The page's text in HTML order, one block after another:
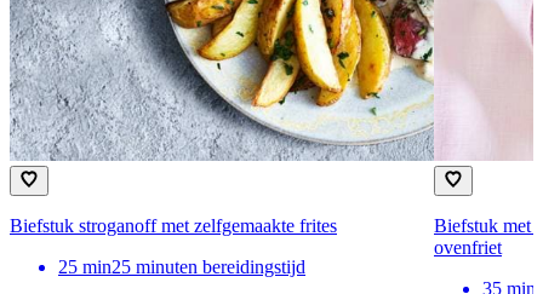
Biefstuk stroganoff met zelfgemaakte frites
25 min25 minuten bereidingstijd
Biefstuk met
ovenfriet
35 min